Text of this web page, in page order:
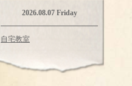
2026.08.07 Friday
自宅教室